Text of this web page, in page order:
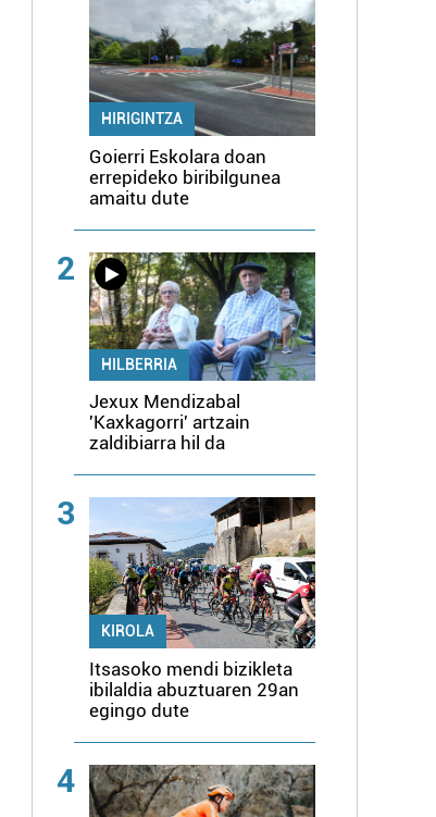
HIRIGINTZA
Goierri Eskolara doan
errepideko biribilgunea
amaitu dute
2
HILBERRIA
Jexux Mendizabal
'Kaxkagorri' artzain
zaldibiarra hil da
3
KIROLA
Itsasoko mendi bizikleta
ibilaldia abuztuaren 29an
egingo dute
4